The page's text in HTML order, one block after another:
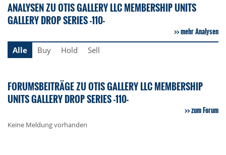
ANALYSEN ZU OTIS GALLERY LLC MEMBERSHIP UNITS
GALLERY DROP SERIES -110-
mehr Analysen
Alle
Buy Hold Sell
FORUMSBEITRÄGE ZU OTIS GALLERY LLC MEMBERSHIP
UNITS GALLERY DROP SERIES -110-
zum Forum
Keine Meldung vorhanden